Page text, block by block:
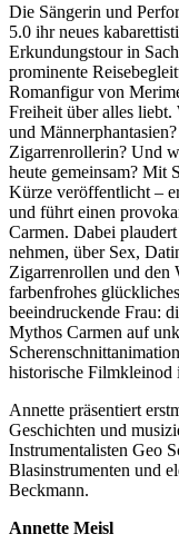
Die Sängerin und
5.0 ihr neues
Erkundungstour in
prominente
Romanfigur von
Freiheit über alles
und
Zigarrenrollerin? Und
heute gemeinsam? Mit
Kürze veröffentlicht –
und führt einen
Carmen. Dabei
nehmen, über Sex,
Zigarrenrollen und den
farbenfrohes
beeindruckende Frau:
Mythos Carmen auf
historische Filmkleinod
Annette präsentiert
Geschichten und
Instrumentalisten Geo
Blasinstrumenten und
Beckmann.
Annette Meisl